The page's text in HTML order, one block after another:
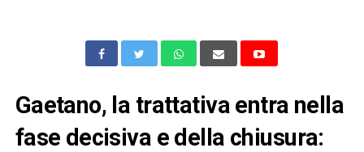
Gaetano, la trattativa entra nella
fase decisiva e della chiusura: